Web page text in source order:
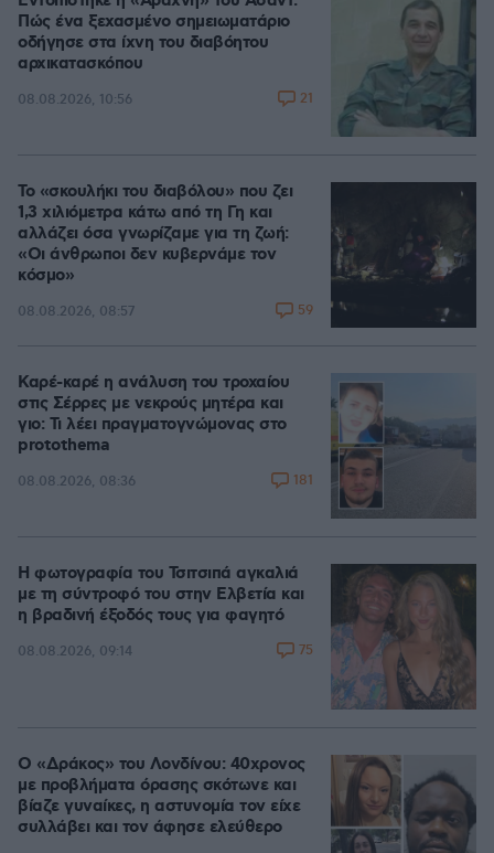
Πώς ένα ξεχασμένο σημειωματάριο
οδήγησε στα ίχνη του διαβόητου
αρχικατασκόπου
08.08.2026, 10:56 21
Το «σκουλήκι του διαβόλου» που ζει
1,3 χιλιόμετρα κάτω από τη Γη και
αλλάζει όσα γνωρίζαμε για τη ζωή:
«Οι άνθρωποι δεν κυβερνάμε τον
κόσμο»
08.08.2026, 08:57 59
Καρέ-καρέ η ανάλυση του τροχαίου
στις Σέρρες με νεκρούς μητέρα και
γιο: Τι λέει πραγματογνώμονας στο
protothema
08.08.2026, 08:36 181
Η φωτογραφία του Τσιτσιπά αγκαλιά
με τη σύντροφό του στην Ελβετία και
η βραδινή έξοδός τους για φαγητό
08.08.2026, 09:14 75
Ο «Δράκος» του Λονδίνου: 40χρονος
με προβλήματα όρασης σκότωνε και
βίαζε γυναίκες, η αστυνομία τον είχε
συλλάβει και τον άφησε ελεύθερο